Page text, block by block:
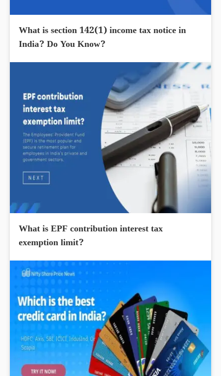
What is section 142(1) income tax notice in
India? Do You Know?
What is EPF contribution interest tax
exemption limit?